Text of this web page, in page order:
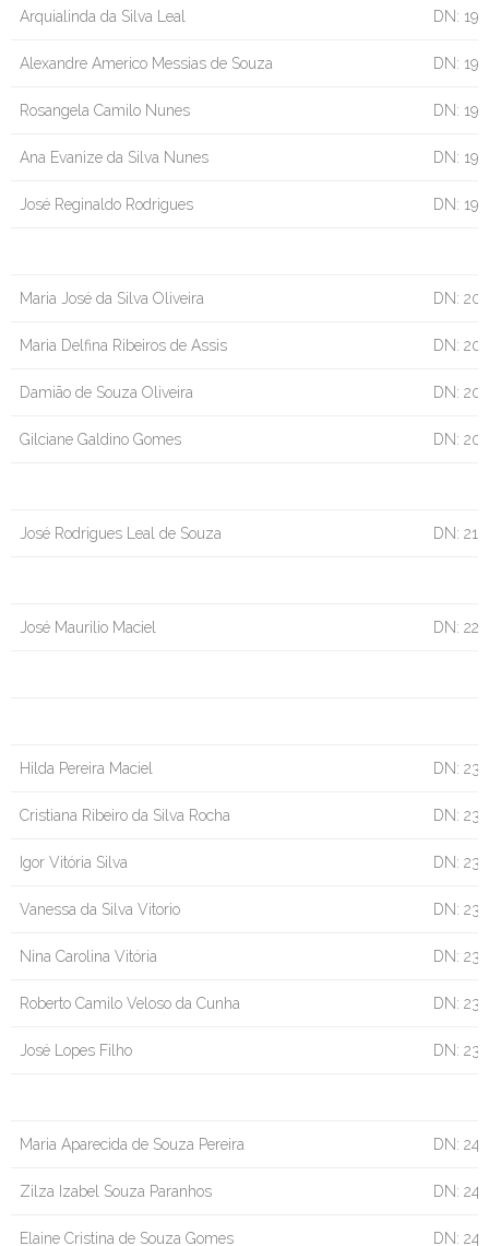
Arquialinda da Silva Leal DN:
Alexandre Americo Messias de Souza DN:
Rosangela Camilo Nunes DN:
Ana Evanize da Silva Nunes DN:
José Reginaldo Rodrigues DN:
Maria José da Silva Oliveira DN:
Maria Delfina Ribeiros de Assis DN:
Damião de Souza Oliveira DN:
Gilciane Galdino Gomes DN:
José Rodrigues Leal de Souza DN:
José Maurilio Maciel DN:
Hilda Pereira Maciel DN:
Cristiana Ribeiro da Silva Rocha DN:
Igor Vitória Silva DN:
Vanessa da Silva Vitorio DN:
Nina Carolina Vitória DN:
Roberto Camilo Veloso da Cunha DN:
José Lopes Filho DN:
Maria Aparecida de Souza Pereira DN:
Zilza Izabel Souza Paranhos DN:
Elaine Cristina de Souza Gomes DN: